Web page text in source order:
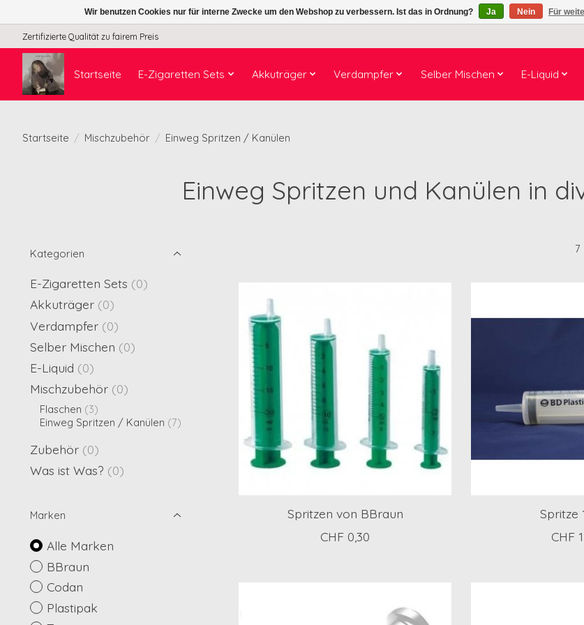
Zertifizierte Qualität zu fairem Preis
Startseite E-Zigaretten Sets Akkuträger Verdampfer Selber Mischen E-Liquid
Startseite / Mischzubehör / Einweg Spritzen / Kanülen
Einweg Spritzen und Kanülen in
Kategorien
E-Zigaretten Sets (0)
Akkuträger (0)
Verdampfer (0)
Selber Mischen (0)
E-Liquid (0)
Mischzubehör (0)
Flaschen (3)
Einweg Spritzen / Kanülen (7)
Zubehör (0)
Was ist Was? (0)
Marken
Alle Marken
BBraun
Codan
Plastipak
7
Spritzen von BBraun
CHF 0,30
Spritze
CHF
Wir benutzen Cookies nur für interne Zwecke um den Webshop zu verbessern. Ist das in Ordnung? Ja Nein Für